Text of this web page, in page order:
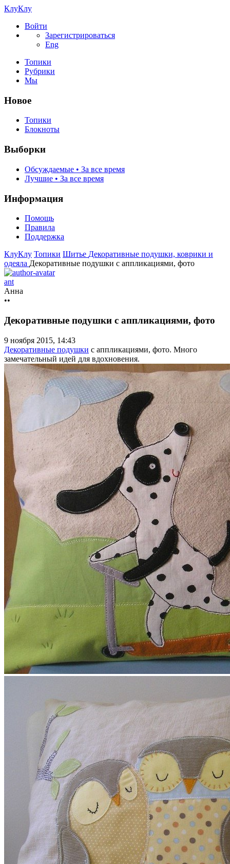
КлуКлу
Войти
Зарегистрироваться
Eng
Топики
Рубрики
Мы
Новое
Топики
Блокноты
Выборки
Обсуждаемые • За все время
Лучшие • За все время
Информация
Помощь
Правила
Поддержка
КлуКлу Топики Шитье Декоративные подушки, коврики и
одеяла Декоративные подушки с аппликациями, фото
ant
Анна
••
Декоративные подушки с аппликациями, фото
9 ноября 2015, 14:43
Декоративные подушки с аппликациями, фото. Много
замечательный идей для вдохновения.